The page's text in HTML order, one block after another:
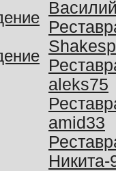
aleks75
amid33
Никита-